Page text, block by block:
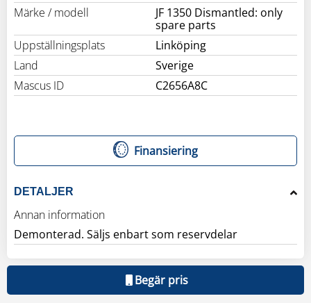
Märke / modell
JF 1350 Dismantled: only
spare parts
Uppställningsplats
Linköping
Land
Sverige
Mascus ID
C2656A8C
Finansiering
DETALJER
Annan information
Demonterad. Säljs enbart som reservdelar
Begär pris